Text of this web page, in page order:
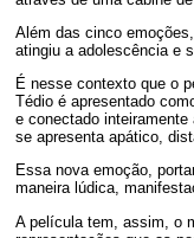
Além das cinco
atingiu a adolescência e
É nesse contexto que o
Tédio é apresentado
e conectado
se apresenta apático,
Essa nova emoção,
maneira lúdica,
A película tem, assim, o